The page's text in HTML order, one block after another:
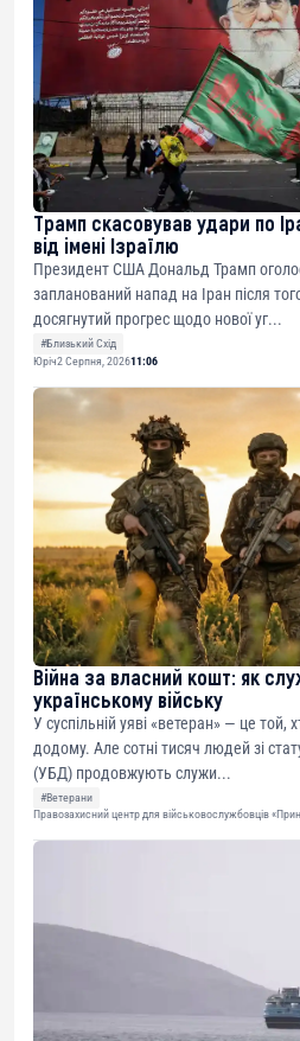
Трамп скасовував удари по
від імені Ізраїлю
Президент США Дональд Трамп
запланований напад на Іран після
досягнутий прогрес щодо нової уг...
#Близький Схід
Юріч2 Серпня, 202611:06
Війна за власний кошт: як
українському війську
У суспільній уяві «ветеран» — це той,
додому. Але сотні тисяч людей зі
(УБД) продовжують служи...
#Ветерани
Правозахисний центр для військовослужбовців